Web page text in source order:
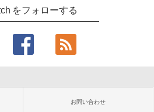
をフォローする
お問い合わせ